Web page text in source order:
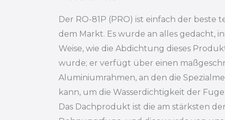
Der RO-81P (PRO) ist einfach der beste
dem Markt. Es wurde an alles gedacht,
Weise, wie die Abdichtung dieses
wurde; er verfügt über einen
Aluminiumrahmen, an den die
kann, um die Wasserdichtigkeit der
Das Dachprodukt ist die am stärksten